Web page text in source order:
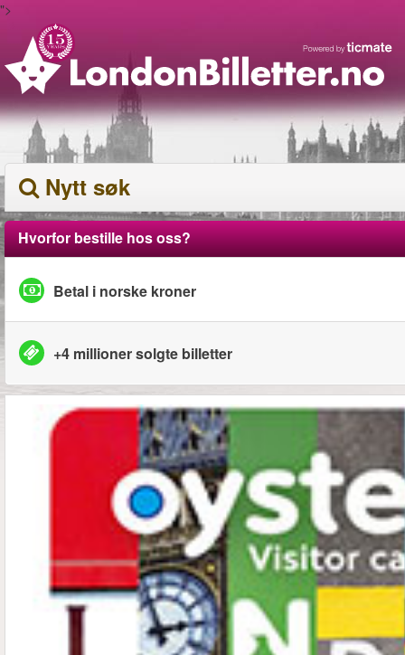
">
Nytt søk
Hvorfor bestille hos oss?
Betal i norske kroner
+4 millioner solgte billetter